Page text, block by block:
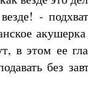
-
акушерка
в этом ее
без